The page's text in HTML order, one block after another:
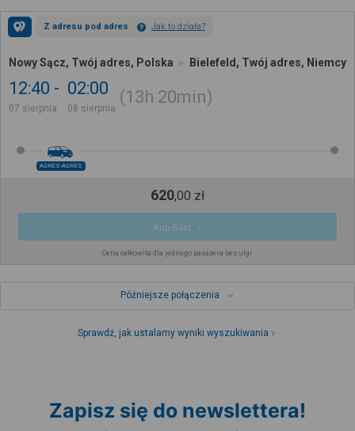
Z adresu pod adres Jak to działa?
Nowy Sącz, Twój adres, Polska Bielefeld, Twój adres, Niemcy
12:40
07 sierpnia
02:00
08 sierpnia
13h 20min
ADRES-ADRES
620,00 zł
Kup Bilet
Cena całkowita dla jednego pasażera bez ulgi
Późniejsze połączenia
Sprawdź, jak ustalamy wyniki wyszukiwania
Zapisz się do newslettera!